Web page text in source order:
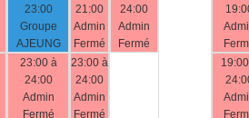
23:00
Groupe
AJEUNG
23:00 à
24:00
Admin
Fermé
21:00
Admin
Fermé
23:00 à
24:00
Admin
Fermé
24:00
Admin
Fermé